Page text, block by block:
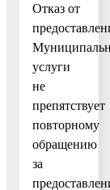
Отказ от
услуги
не
препятствует
повторному
обращению
за